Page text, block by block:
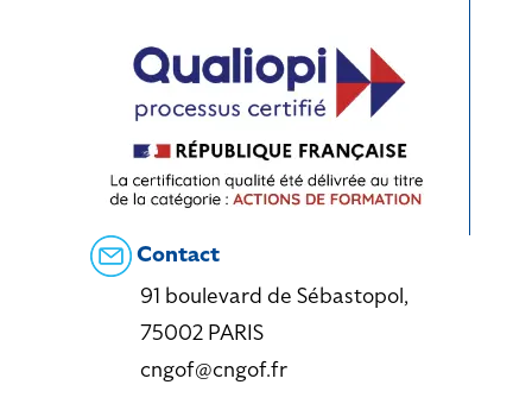
Contact
91 boulevard de Sébastopol,
75002 PARIS
cngof@cngof.fr